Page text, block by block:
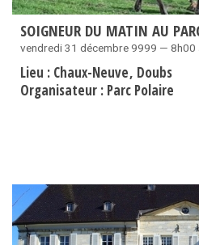
SOIGNEUR DU MATIN AU
vendredi 31 décembre 9999 — 8h00
Lieu : Chaux-Neuve Doubs
Organisateur : Parc Polaire